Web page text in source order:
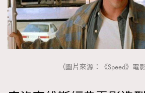
（圖片來源：《Speed》電